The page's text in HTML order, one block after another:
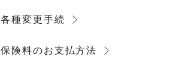
各種変更手続
保険料のお支払方法